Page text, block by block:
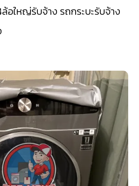
อใหญ่รับจ้าง รถกระบะรับจ้าง